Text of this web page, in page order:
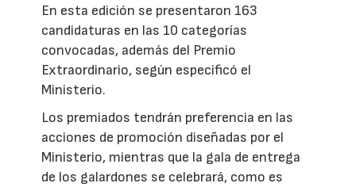
En esta edición se presentaron 163
candidaturas en las 10 categorías
convocadas, además del Premio
Extraordinario, según especificó el
Ministerio.
Los premiados tendrán preferencia en las
acciones de promoción diseñadas por el
Ministerio, mientras que la gala de entrega
de los galardones se celebrará, como es